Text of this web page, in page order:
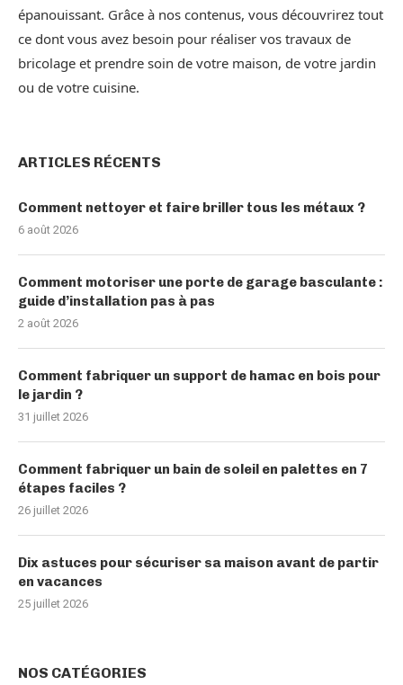
épanouissant. Grâce à nos contenus, vous découvrirez tout
ce dont vous avez besoin pour réaliser vos travaux de
bricolage et prendre soin de votre maison, de votre jardin
ou de votre cuisine.
ARTICLES RÉCENTS
Comment nettoyer et faire briller tous les métaux ?
6 août 2026
Comment motoriser une porte de garage basculante :
guide d’installation pas à pas
2 août 2026
Comment fabriquer un support de hamac en bois pour
le jardin ?
31 juillet 2026
Comment fabriquer un bain de soleil en palettes en 7
étapes faciles ?
26 juillet 2026
Dix astuces pour sécuriser sa maison avant de partir
en vacances
25 juillet 2026
NOS CATÉGORIES